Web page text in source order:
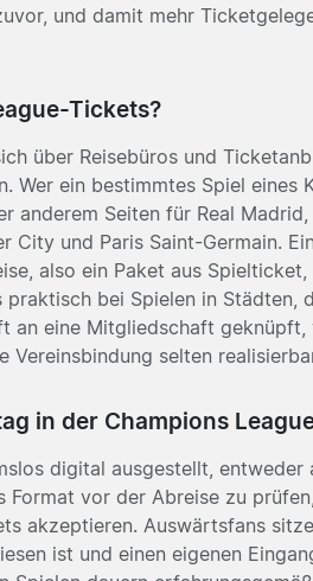
und damit mehr
Tickets?
über Reisebüros und
Wer ein bestimmtes Spiel eines
anderem Seiten für Real Madrid
City und Paris Saint-Germain.
also ein Paket aus
bei Spielen in Städten,
an eine Mitgliedschaft geknüpft,
Vereinsbindung selten
in der Champions
digital ausgestellt, entweder
Format vor der Abreise zu
akzeptieren. Auswärtsfans
ist und einen eigenen